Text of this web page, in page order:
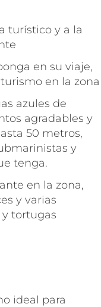
turístico y a la
en su viaje,
en la zona
azules de
agradables y
50 metros,
y
tenga.
en la zona,
y varias
tortugas
ideal para